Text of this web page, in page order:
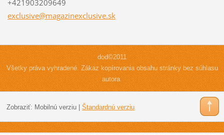
+421903209649
exclusive@magazinexclusive.sk
dod©2011
Všetky práva vyhradené. Zákaz kopírovania obsahu stránky bez súhlasu
autora.
Zobraziť: Mobilnú verziu| Štandardnú verziu